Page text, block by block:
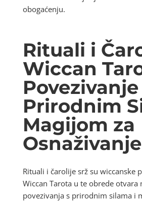
obogaćenju.
Rituali i
Wiccan
Povezivanje
Prirodnim
Magijom za
Osnaživanje
Rituali i čarolije srž su wiccanske
Wiccan Tarota u te obrede otvara
povezivanja s prirodnim silama i